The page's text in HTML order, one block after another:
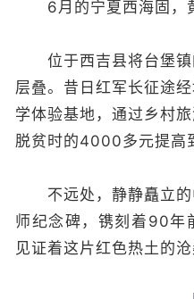
6月的宁夏西海固，黄
位于西吉县将台堡镇
层叠。昔日红军长征途
学体验基地，通过乡村
脱贫时的4000多元提高
不远处，静静矗立的
师纪念碑，镌刻着90年
见证着这片红色热土的沧